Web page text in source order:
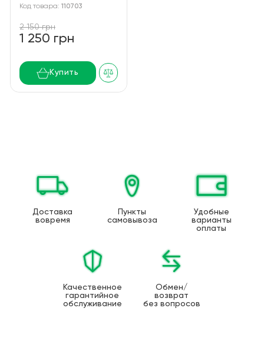
Код товара: 110703
2 150 грн
1 250 грн
Купить
Доставка
вовремя
Пункты
самовывоза
Удобные
варианты
оплаты
Качественное
гарантийное
обслуживание
Обмен/
возврат
без вопросов